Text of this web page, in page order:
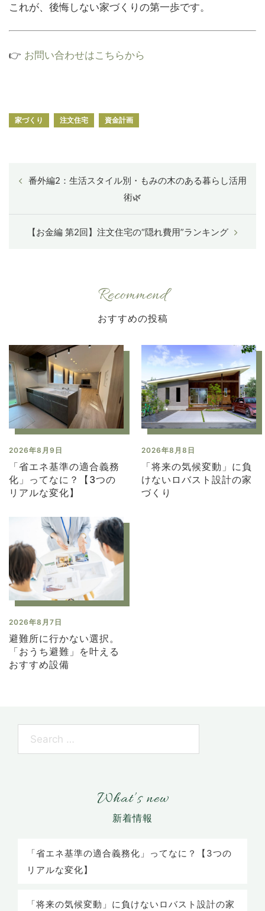
これが、後悔しない家づくりの第一歩です。
👉 お問い合わせはこちらから
家づくり 注文住宅 資金計画
番外編2：生活スタイル別・もみの木のある暮らし活用
術🌿
【お金編 第2回】注文住宅の“隠れ費用”ランキング
Recommend
2026年8月9日
「省エネ基準の適合義務
化」ってなに？【3つの
リアルな変化】
2026年8月8日
「将来の気候変動」に負
けないロバスト設計の家
づくり
2026年8月7日
避難所に行かない選択。
「おうち避難」を叶える
おすすめ設備
What’s new
「省エネ基準の適合義務化」ってなに？【3つの
リアルな変化】
「将来の気候変動」に負けないロバスト設計の家